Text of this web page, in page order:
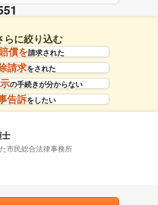
らに絞り込む
償を請求された
請求をされた
の手続きが分からない
告訴をしたい
市民総合法律事務所